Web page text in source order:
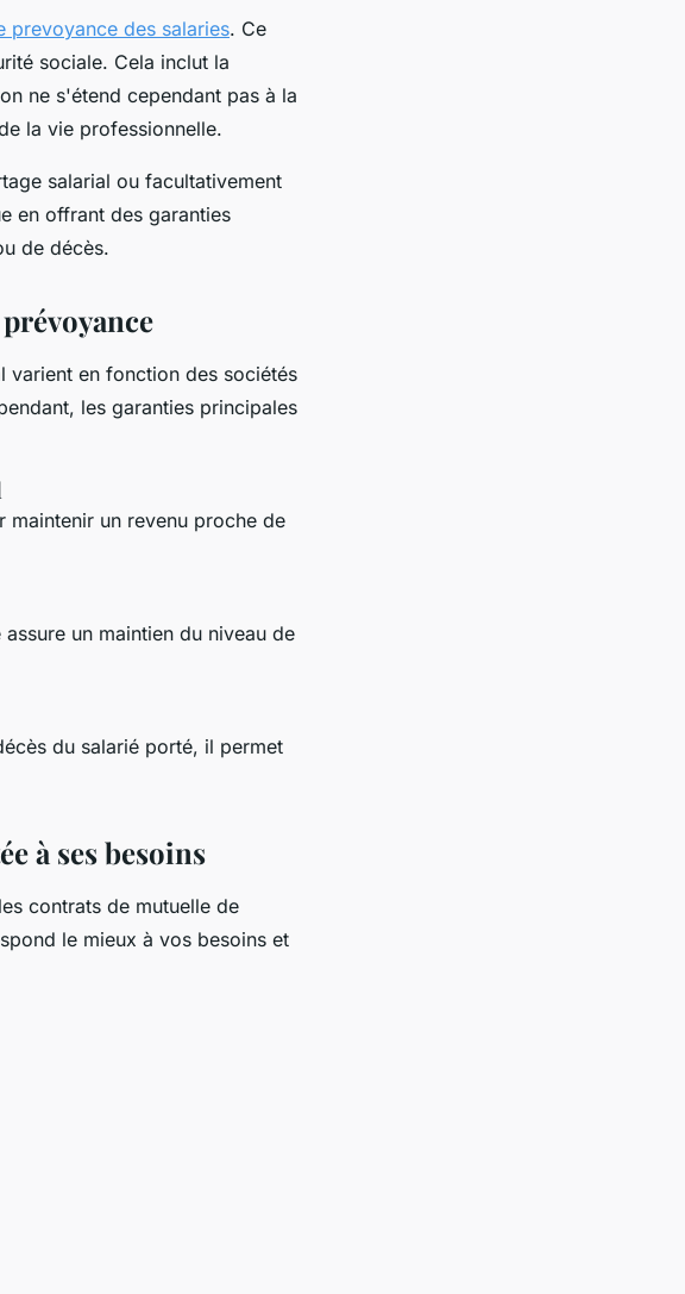
prevoyance des salaries. Ce
sociale. Cela inclut la
ne s'étend cependant pas à la
la vie professionnelle.
salarial ou facultativement
en offrant des garanties
de décès.
varient en fonction des sociétés
les garanties principales
maintenir un revenu proche de
un maintien du niveau de
du salarié porté, il permet
à ses besoins
contrats de mutuelle de
le mieux à vos besoins et